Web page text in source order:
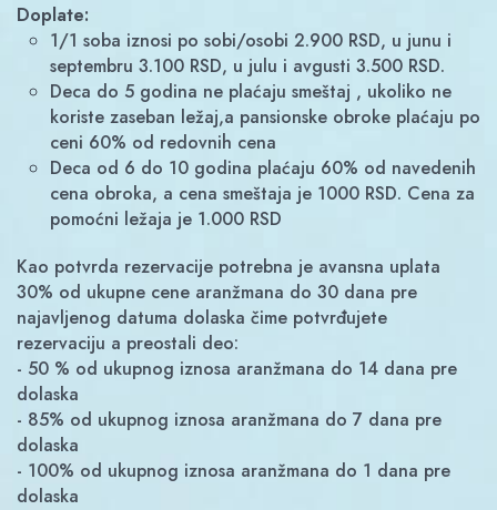
Doplate:
1/1 soba iznosi po sobi/osobi 2.900 RSD, u junu i
septembru 3.100 RSD, u julu i avgusti 3.500 RSD.
Deca do 5 godina ne plaćaju smeštaj , ukoliko ne
koriste zaseban ležaj,a pansionske obroke plaćaju po
ceni 60% od redovnih cena
Deca od 6 do 10 godina plaćaju 60% od navedenih
cena obroka, a cena smeštaja je 1000 RSD. Cena za
pomoćni ležaja je 1.000 RSD
Kao potvrda rezervacije potrebna je avansna uplata
30% od ukupne cene aranžmana do 30 dana pre
najavljenog datuma dolaska čime potvrđujete
rezervaciju a preostali deo:
- 50 % od ukupnog iznosa aranžmana do 14 dana pre
dolaska
- 85% od ukupnog iznosa aranžmana do 7 dana pre
dolaska
- 100% od ukupnog iznosa aranžmana do 1 dana pre
dolaska